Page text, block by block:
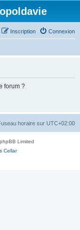
Connexion
Inscription
forum ?
horaire sur UTC+02:00
Limited
Cellar